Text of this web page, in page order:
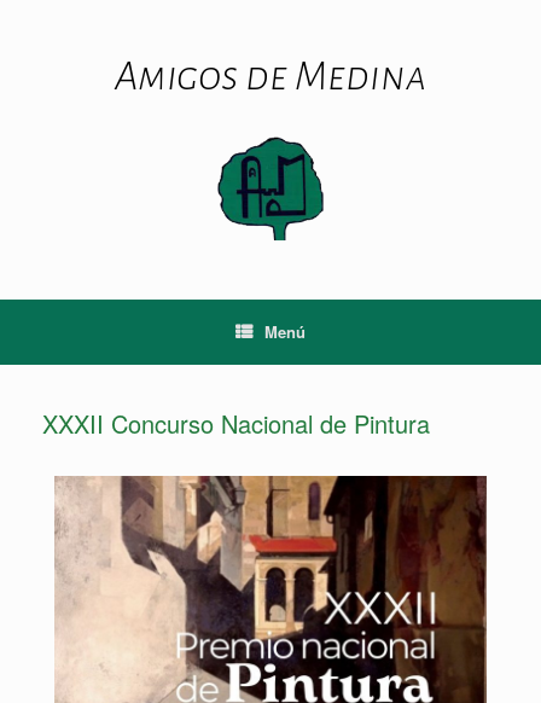
Amigos de Medina
Menú
XXXII Concurso Nacional de Pintura